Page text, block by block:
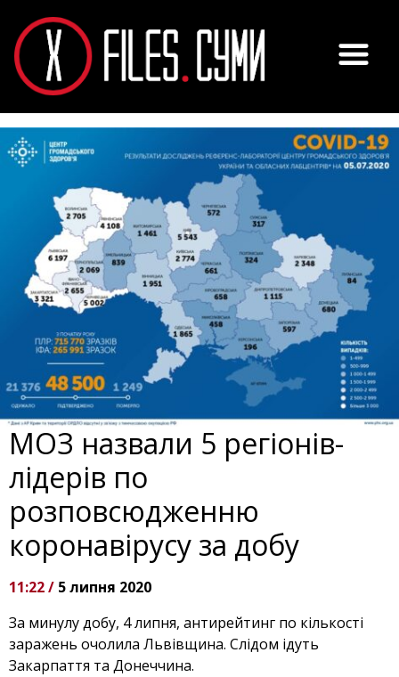
МОЗ назвали 5 регіонів-
лідерів по
розповсюдженню
коронавірусу за добу
11:22 / 5 липня 2020
За минулу добу, 4 липня, антирейтинг по кількості
заражень очолила Львівщина. Слідом ідуть
Закарпаття та Донеччина.